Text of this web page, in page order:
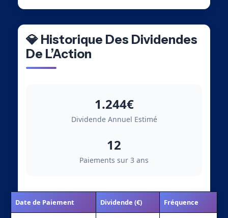
💎 Historique Des Dividendes
De L’Action
1.244€
Dividende Annuel Estimé
12
Paiements sur 3 ans
Date de Paiement Dividende (€) Fréquence